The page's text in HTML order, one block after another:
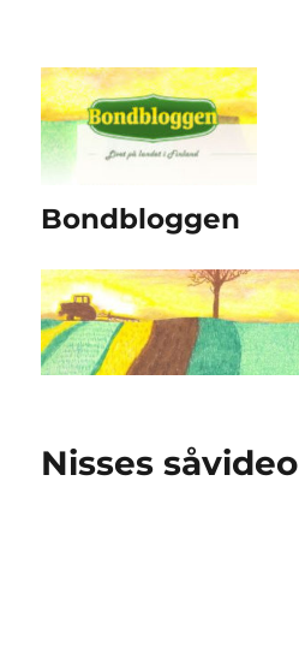
Bondbloggen
Nisses såvideo